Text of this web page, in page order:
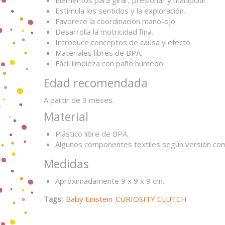
Estimula los sentidos y la exploración.
Favorece la coordinación mano-ojo.
Desarrolla la motricidad fina.
Introduce conceptos de causa y efecto.
Materiales libres de BPA.
Fácil limpieza con paño húmedo.
Edad recomendada
A partir de 3 meses.
Material
Plástico libre de BPA.
Algunos componentes textiles según versión
Medidas
Aproximadamente 9 x 9 x 9 cm.
Tags: Baby Einstein CURIOSITY CLUTCH